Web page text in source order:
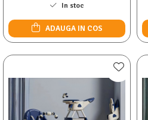
In stoc
ADAUGA IN COS